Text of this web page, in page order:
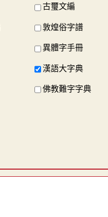
古璽文編
敦煌俗字譜
異體字手冊
漢語大字典
佛教難字字典